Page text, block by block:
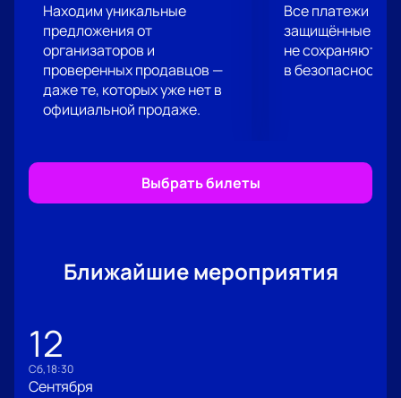
Находим уникальные
предложения от
организаторов и
проверенных продавцов —
даже те, которых уже нет в
официальной продаже.
Все платежи
защищённые
не сохраняются
в безопасности.
Выбрать билеты
Ближайшие мероприятия
12
сб, 18:30
Сентября